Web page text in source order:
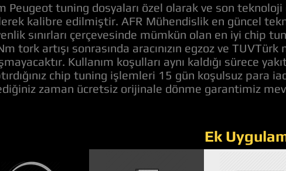
Peugeot tuning dosyaları özel olarak ve son
kalibre edilmiştir. AFR Mühendislik en güncel
sınırları çerçevesinde mümkün olan en iyi chip
tork artışı sonrasında aracınızın egzoz ve
Kullanım koşulları aynı kaldığı sürece
chip tuning işlemleri 15 gün koşulsuz para
zaman ücretsiz orijinale dönme garantimiz
Ek